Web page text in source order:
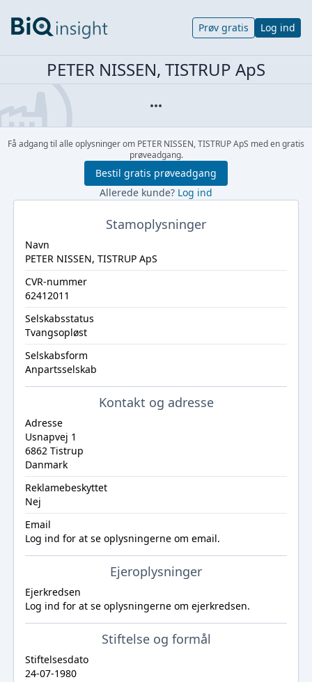
Prøv gratis Log ind
PETER NISSEN, TISTRUP ApS
Få adgang til alle oplysninger om PETER NISSEN, TISTRUP ApS med en gratis
prøveadgang.
Bestil gratis prøveadgang
Allerede kunde? Log ind
Stamoplysninger
Navn
PETER NISSEN, TISTRUP ApS
CVR-nummer
62412011
Selskabsstatus
Tvangsopløst
Selskabsform
Anpartsselskab
Kontakt og adresse
Adresse
Usnapvej 1
6862 Tistrup
Danmark
Reklamebeskyttet
Nej
Email
Log ind for at se oplysningerne om email.
Ejeroplysninger
Ejerkredsen
Log ind for at se oplysningerne om ejerkredsen.
Stiftelse og formål
Stiftelsesdato
24-07-1980